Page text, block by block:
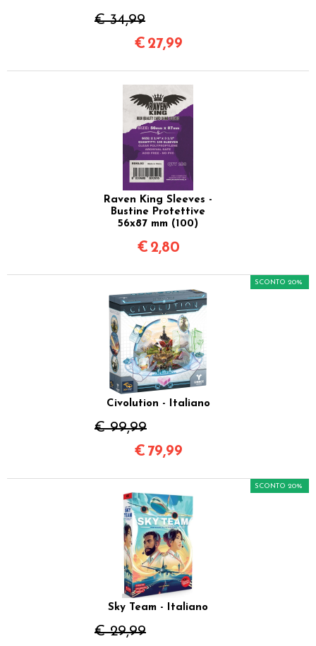
€ 34,99
€ 27,99
Raven King Sleeves -
Bustine Protettive
56x87 mm (100)
€ 2,80
Civolution - Italiano
€ 99,99
SCONTO 20%
€ 79,99
Sky Team - Italiano
€ 29,99
SCONTO 20%